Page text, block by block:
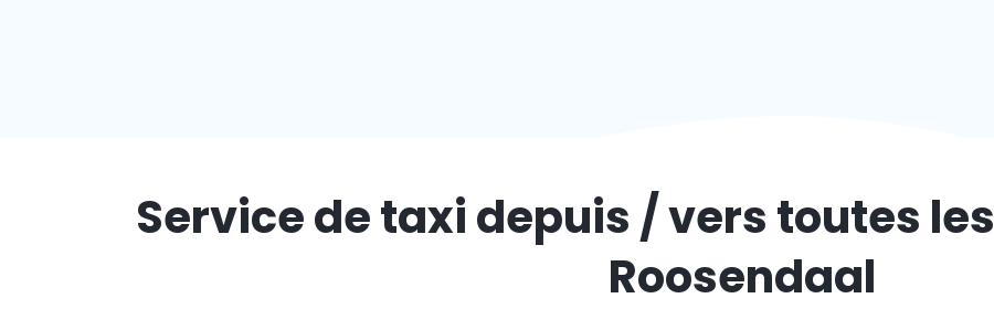
Service de taxi depuis / vers toutes les
Roosendaal